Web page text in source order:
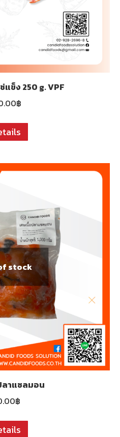
แข็ง 250 g. VPF
฿
stock
ลาแซลมอน
฿